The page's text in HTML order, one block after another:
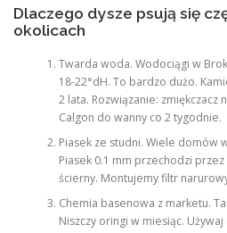
Dlaczego dysze psują się
okolicach
Twarda woda. Wodociągi w
18-22°dH. To bardzo dużo.
2 lata. Rozwiązanie:
Calgon do wanny co 2 tygodnie.
Piasek ze studni. Wiele domów
Piasek 0.1 mm przechodzi
ścierny. Montujemy filtr
Chemia basenowa z marketu.
Niszczy oringi w miesiąc.